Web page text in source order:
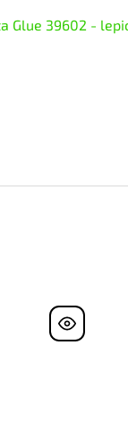
Glue 39602 -